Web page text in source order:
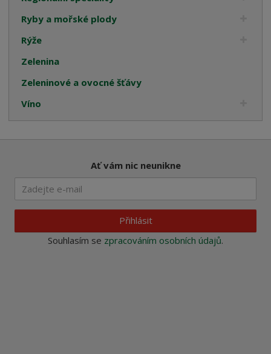
Ryby a mořské plody
Rýže
Zelenina
Zeleninové a ovocné šťávy
Víno
Ať vám nic neunikne
Přihlásit
Souhlasím se zpracováním osobních údajů.